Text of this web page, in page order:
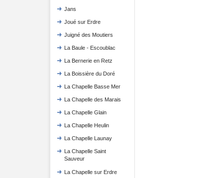
Jans
Joué sur Erdre
Juigné des Moutiers
La Baule - Escoublac
La Bernerie en Retz
La Boissière du Doré
La Chapelle Basse Mer
La Chapelle des Marais
La Chapelle Glain
La Chapelle Heulin
La Chapelle Launay
La Chapelle Saint
Sauveur
La Chapelle sur Erdre